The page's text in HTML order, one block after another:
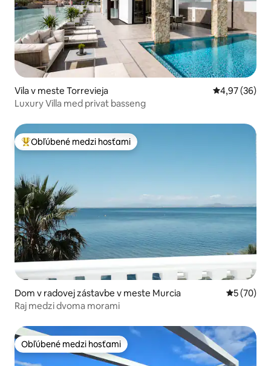
Vila v meste Torrevieja Priemerné
4,97 (36)
Luxury Villa med privat basseng
Najobľúbenejšie medzi hosťami
Obľúbené medzi hosťami
Dom v radovej zástavbe v meste Murcia
5 (70)
Raj medzi dvoma morami
Obľúbené medzi hosťami
Obľúbené medzi hosťami